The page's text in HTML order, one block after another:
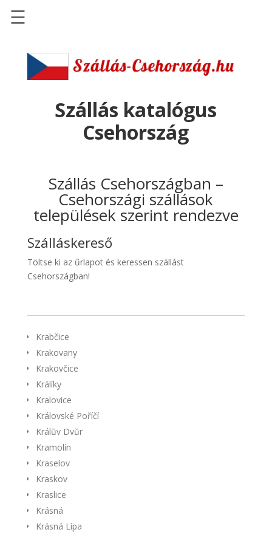
Szállások
Szállásinfo.eu
pénzvisszatérítéssel
Discover
Transzfer
Kiwi
Taxi
☰
Szállás katalógus
Csehország
Szállás Csehországban –
Csehországi szállások
települések szerint rendezve
Szálláskereső
Töltse ki az űrlapot és keressen szállást
Csehországban!
Krabčice
Krakovany
Krakovčice
Králíky
Kralovice
Královské Poříčí
Králŭv Dvŭr
Kramolín
Kraselov
Kraskov
Kraslice
Krásná
Krásná Lípa